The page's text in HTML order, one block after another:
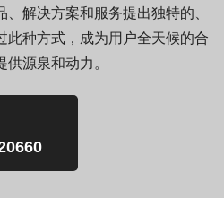
解决方案和服务提出独特的、
此种方式，成为用户全天候的合
源泉和动力。